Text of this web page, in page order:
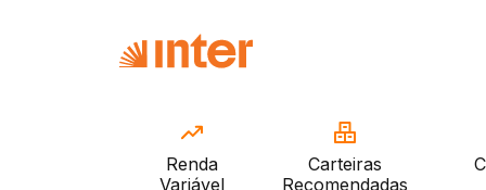
Renda
Variável
Carteiras
Recomendadas